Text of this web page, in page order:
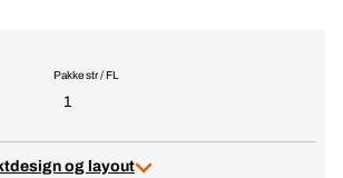
Pakke str / FL
1
og layout